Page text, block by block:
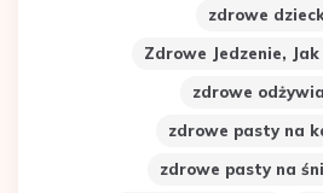
zdrowe
Zdrowe Jedzenie, Jak
zdrowe
zdrowe pasty na
zdrowe pasty na